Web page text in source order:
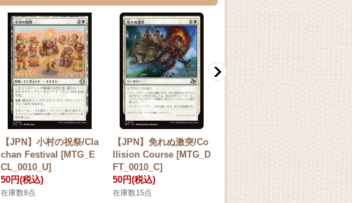
【JPN】小村の祝祭/Cla
chan Festival [MTG_E
CL_0010_U]
50円(税込)
在庫数8点
【JPN】免れぬ激突/Co
llision Course [MTG_D
FT_0010_C]
50円(税込)
在庫数15点 在